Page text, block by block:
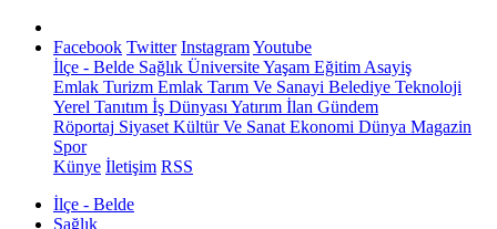
Facebook Twitter InstagramYoutube
İlçe - Belde Sağlık ÜniversiteYaşam Eğitim Asayiş
Emlak Turizm Emlak Tarım Ve Sanayi Belediye Teknoloji
Yerel Tanıtım İş Dünyası Yatırım İlan Gündem
Röportaj Siyaset Kültür Ve Sanat Ekonomi Dünya Magazin
Spor
Künye İletişim RSS
İlçe - Belde
Sağlık